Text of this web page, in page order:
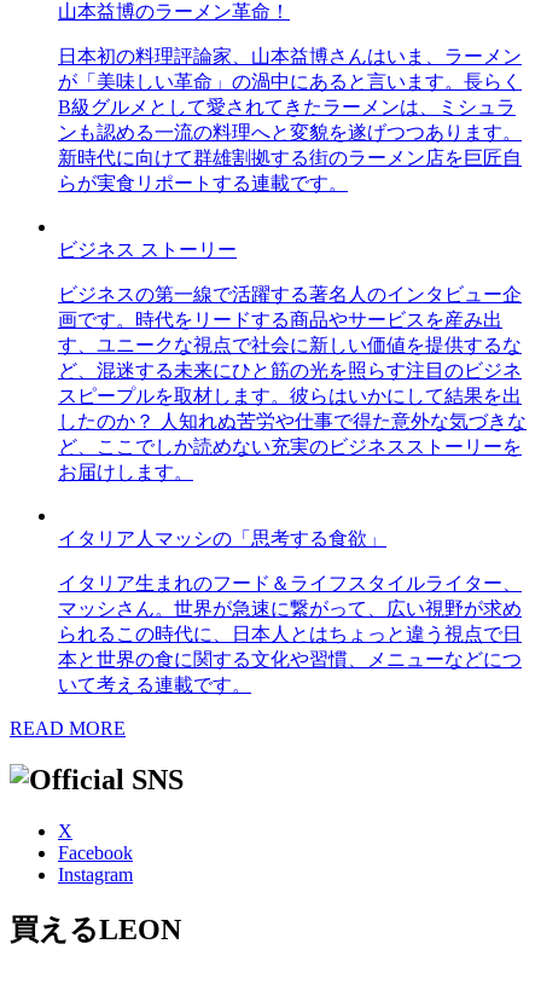
山本益博のラーメン革命！
日本初の料理評論家、山本益博さんはいま、ラーメン
が「美味しい革命」の渦中にあると言います。長らく
B級グルメとして愛されてきたラーメンは、ミシュラ
ンも認める一流の料理へと変貌を遂げつつあります。
新時代に向けて群雄割拠する街のラーメン店を巨匠自
らが実食リポートする連載です。
ビジネス ストーリー
ビジネスの第一線で活躍する著名人のインタビュー企
画です。時代をリードする商品やサービスを産み出
す、ユニークな視点で社会に新しい価値を提供するな
ど、混迷する未来にひと筋の光を照らす注目のビジネ
スピープルを取材します。彼らはいかにして結果を出
したのか？ 人知れぬ苦労や仕事で得た意外な気づきな
ど、ここでしか読めない充実のビジネスストーリーを
お届けします。
イタリア人マッシの「思考する食欲」
イタリア生まれのフード＆ライフスタイルライター、
マッシさん。世界が急速に繋がって、広い視野が求め
られるこの時代に、日本人とはちょっと違う視点で日
本と世界の食に関する文化や習慣、メニューなどにつ
いて考える連載です。
READ MORE
X
Facebook
Instagram
買えるLEON